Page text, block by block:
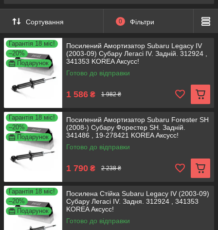
Сортування 0 Фільтри
Гарантія 18 міс!
–20%
Подарунок
Посилений Амортизатор Subaru Legacy IV
(2003-09) Субару Легасі IV. Задній. 312924 ,
341353 KOREA Аксусс!
Готово до відправки
1 586 ₴ 1 982 ₴
Гарантія 18 міс!
–20%
Подарунок
Посилений Амортизатор Subaru Forester SH
(2008-) Субару Форестер SH. Задній.
341486 , 19-278421 KOREA Аксусс!
Готово до відправки
1 790 ₴ 2 238 ₴
Гарантія 18 міс!
–20%
Подарунок
Посилена Стійка Subaru Legacy IV (2003-09)
Субару Легасі IV. Задня. 312924 , 341353
KOREA Аксусс!
Готово до відправки